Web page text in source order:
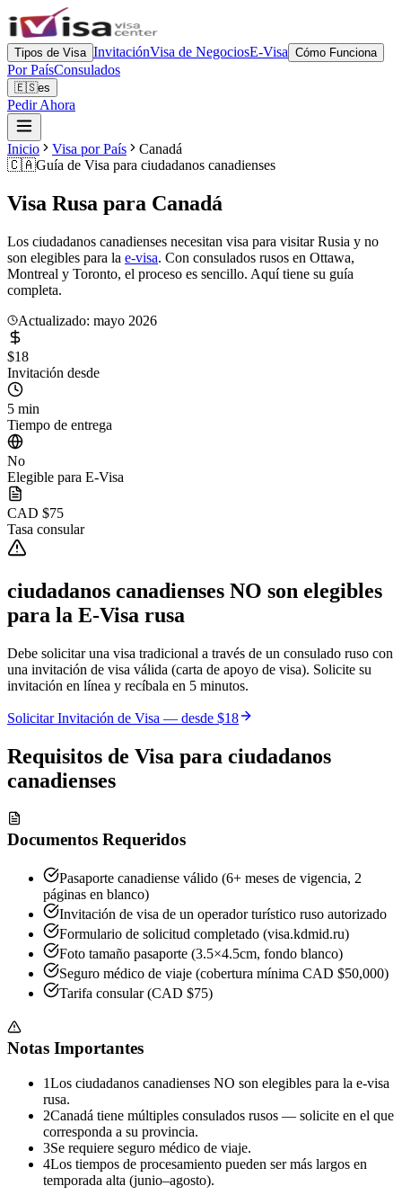
Tipos de Visa InvitaciónVisa de NegociosE-Visa Cómo Funciona
Por PaísConsulados
🇪🇸es
Pedir Ahora
Inicio Visa por País
Canadá
🇨🇦Guía de Visa para ciudadanos canadienses
Visa Rusa para Canadá
Los ciudadanos canadienses necesitan visa para visitar Rusia y no
son elegibles para la e-visa. Con consulados rusos en Ottawa,
Montreal y Toronto, el proceso es sencillo. Aquí tiene su guía
completa.
Actualizado: mayo 2026
$18
Invitación desde
5 min
Tiempo de entrega
No
Elegible para E-Visa
CAD $75
Tasa consular
ciudadanos canadienses NO son elegibles
para la E-Visa rusa
Debe solicitar una visa tradicional a través de un consulado ruso con
una invitación de visa válida (carta de apoyo de visa). Solicite su
invitación en línea y recíbala en 5 minutos.
Solicitar Invitación de Visa — desde $18
Requisitos de Visa para ciudadanos
canadienses
Documentos Requeridos
Pasaporte canadiense válido (6+ meses de vigencia, 2
páginas en blanco)
Invitación de visa de un operador turístico ruso autorizado
Formulario de solicitud completado (visa.kdmid.ru)
Foto tamaño pasaporte (3.5×4.5cm, fondo blanco)
Seguro médico de viaje (cobertura mínima CAD $50,000)
Tarifa consular (CAD $75)
Notas Importantes
1Los ciudadanos canadienses NO son elegibles para la e-visa
rusa.
2Canadá tiene múltiples consulados rusos — solicite en el que
corresponda a su provincia.
3Se requiere seguro médico de viaje.
4Los tiempos de procesamiento pueden ser más largos en
temporada alta (junio–agosto).